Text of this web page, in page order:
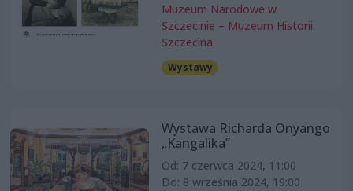
Muzeum Narodowe w
Szczecinie – Muzeum Historii
Szczecina
Wystawy
Wystawa Richarda Onyango
„Kangalika”
Od: 7 czerwca 2024, 11:00
Do: 8 września 2024, 19:00